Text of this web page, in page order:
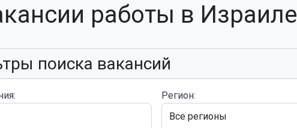
работы в Израиле
поиска вакансий
Регион: